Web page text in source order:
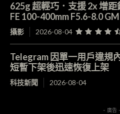
625g 超輕巧．支援 2x 增
FE 100-400mm F5.6-8.0
攝影 2026-08-04
Telegram 因單一用戶違規
短暫下架後迅速恢復上架
科技新聞 2026-08-04
- 廣告 -